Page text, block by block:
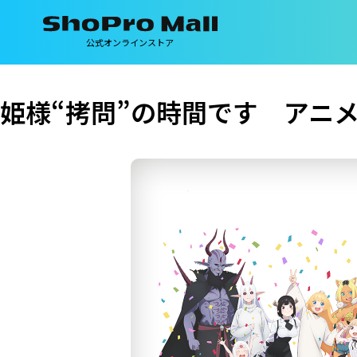
公式オンラインストア
姫様“拷問”の時間です アニ